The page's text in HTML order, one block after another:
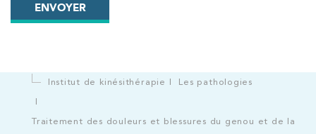
ENVOYER
Institut de kinésithérapie Les pathologies
Traitement des douleurs et blessures du genou et de la